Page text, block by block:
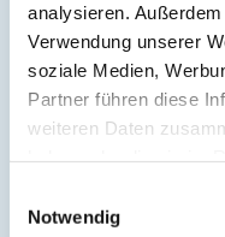
analysieren.
Verwendung unserer
soziale Medien,
Partner führen diese
weiteren Daten
Notwendig
Tel.:+49 6542 9639880
info@das-
Webseite:www.das-